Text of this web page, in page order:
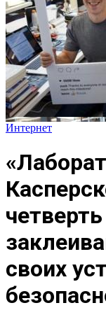
Интернет
своих